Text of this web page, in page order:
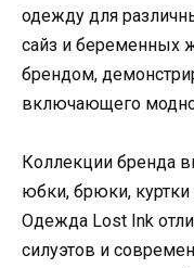
одежду для
сайз и беременных
брендом,
включающего
Коллекции бренда
юбки, брюки,
Одежда Lost Ink
силуэтов и